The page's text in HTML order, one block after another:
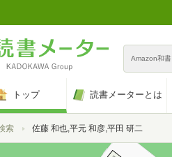
Amazon和書
トップ 読書メーターとは
索 佐藤 和也,平元 和彦,平田 研二